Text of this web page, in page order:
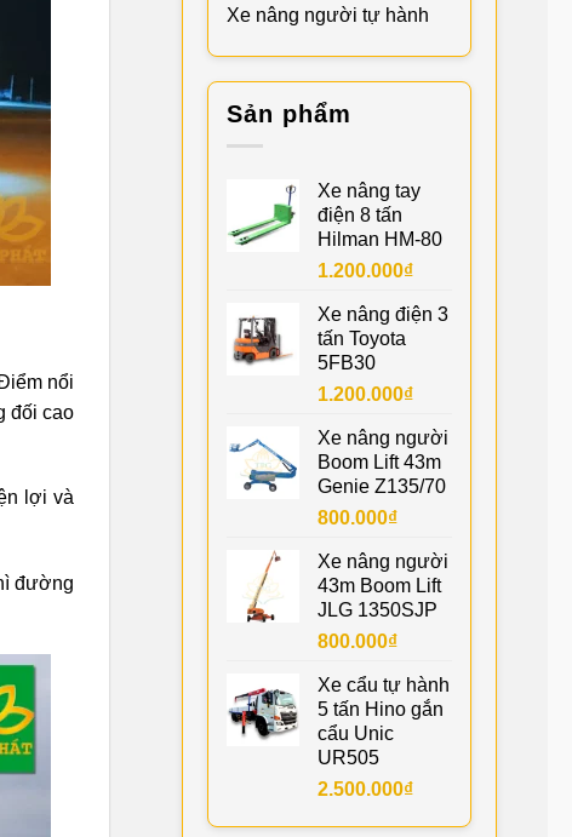
nổi
đối cao
lợi và
đường
Xe nâng người tự hành
Sản phẩm
Xe nâng tay
điện 8 tấn
Hilman HM-80
1.200.000₫
Xe nâng điện 3
tấn Toyota
5FB30
1.200.000₫
Xe nâng người
Boom Lift 43m
Genie Z135/70
800.000₫
Xe nâng người
43m Boom Lift
JLG 1350SJP
800.000₫
Xe cẩu tự hành
5 tấn Hino gắn
cẩu Unic
UR505
2.500.000₫